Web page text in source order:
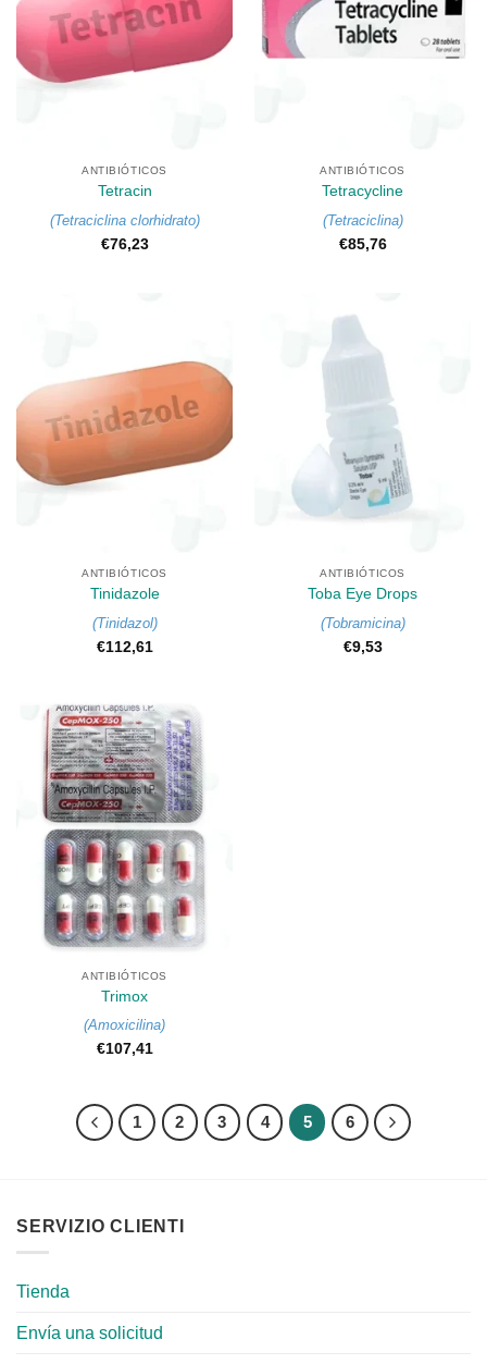
ANTIBIÓTICOS
Tetracin
(Tetraciclina clorhidrato)
€76,23
ANTIBIÓTICOS
Tetracycline
(Tetraciclina)
€85,76
ANTIBIÓTICOS
Tinidazole
(Tinidazol)
€112,61
ANTIBIÓTICOS
Toba Eye Drops
(Tobramicina)
€9,53
ANTIBIÓTICOS
Trimox
(Amoxicilina)
€107,41
1 2 3 4 5 6
SERVIZIO CLIENTI
Tienda
Envía una solicitud